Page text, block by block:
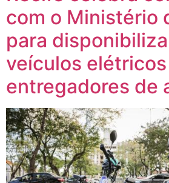
com o Ministério
para
veículos elétricos
entregadores de